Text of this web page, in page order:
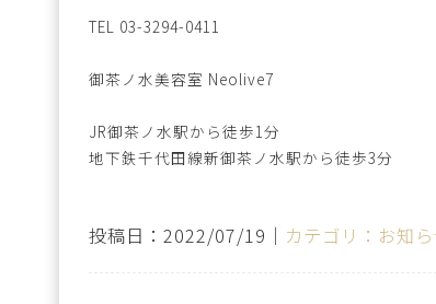
TEL 03-3294-0411
御茶ノ水美容室 Neolive7
JR御茶ノ水駅から徒歩1分
地下鉄千代田線新御茶ノ水駅から徒歩3分
投稿日：2022/07/19｜ カテゴリ：お知